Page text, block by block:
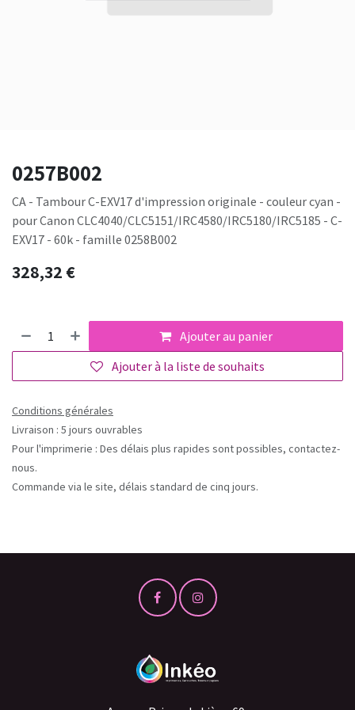
0257B002
CA - Tambour C-EXV17 d'impression originale - couleur cyan -
pour Canon CLC4040/CLC5151/IRC4580/IRC5180/IRC5185 - C-
EXV17 - 60k - famille 0258B002
328,32€
Ajouter au panier
Ajouter à la liste de souhaits
Conditions générales
Livraison : 5 jours ouvrables
Pour l'imprimerie : Des délais plus rapides sont possibles, contactez-
nous.
Commande via le site, délais standard de cinq jours.